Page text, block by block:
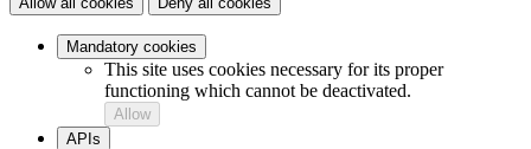
Mandatory cookies
This site uses cookies necessary for its proper
functioning which cannot be deactivated.
Allow
APIs